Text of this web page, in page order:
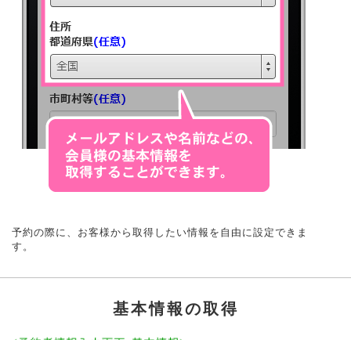
予約の際に、お客様から取得したい情報を自由に設定できま
す。
基本情報の取得